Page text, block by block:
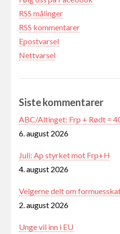
RSS målinger
RSS kommentarer
Epostvarsel
Nettvarsel
Siste kommentarer
ABC/Altinget: Frp + Rødt =
6. august 2026
Juli: Ap styrket mot Frp+H
4. august 2026
Velgerne delt om
2. august 2026
Unge vil inn i EU